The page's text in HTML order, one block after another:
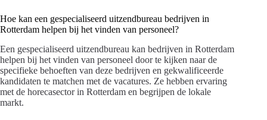
Hoe kan een gespecialiseerd uitzendbureau bedrijven in
Rotterdam helpen bij het vinden van personeel?
Een gespecialiseerd uitzendbureau kan bedrijven in Rotterdam
helpen bij het vinden van personeel door te kijken naar de
specifieke behoeften van deze bedrijven en gekwalificeerde
kandidaten te matchen met de vacatures. Ze hebben ervaring
met de horecasector in Rotterdam en begrijpen de lokale
markt.